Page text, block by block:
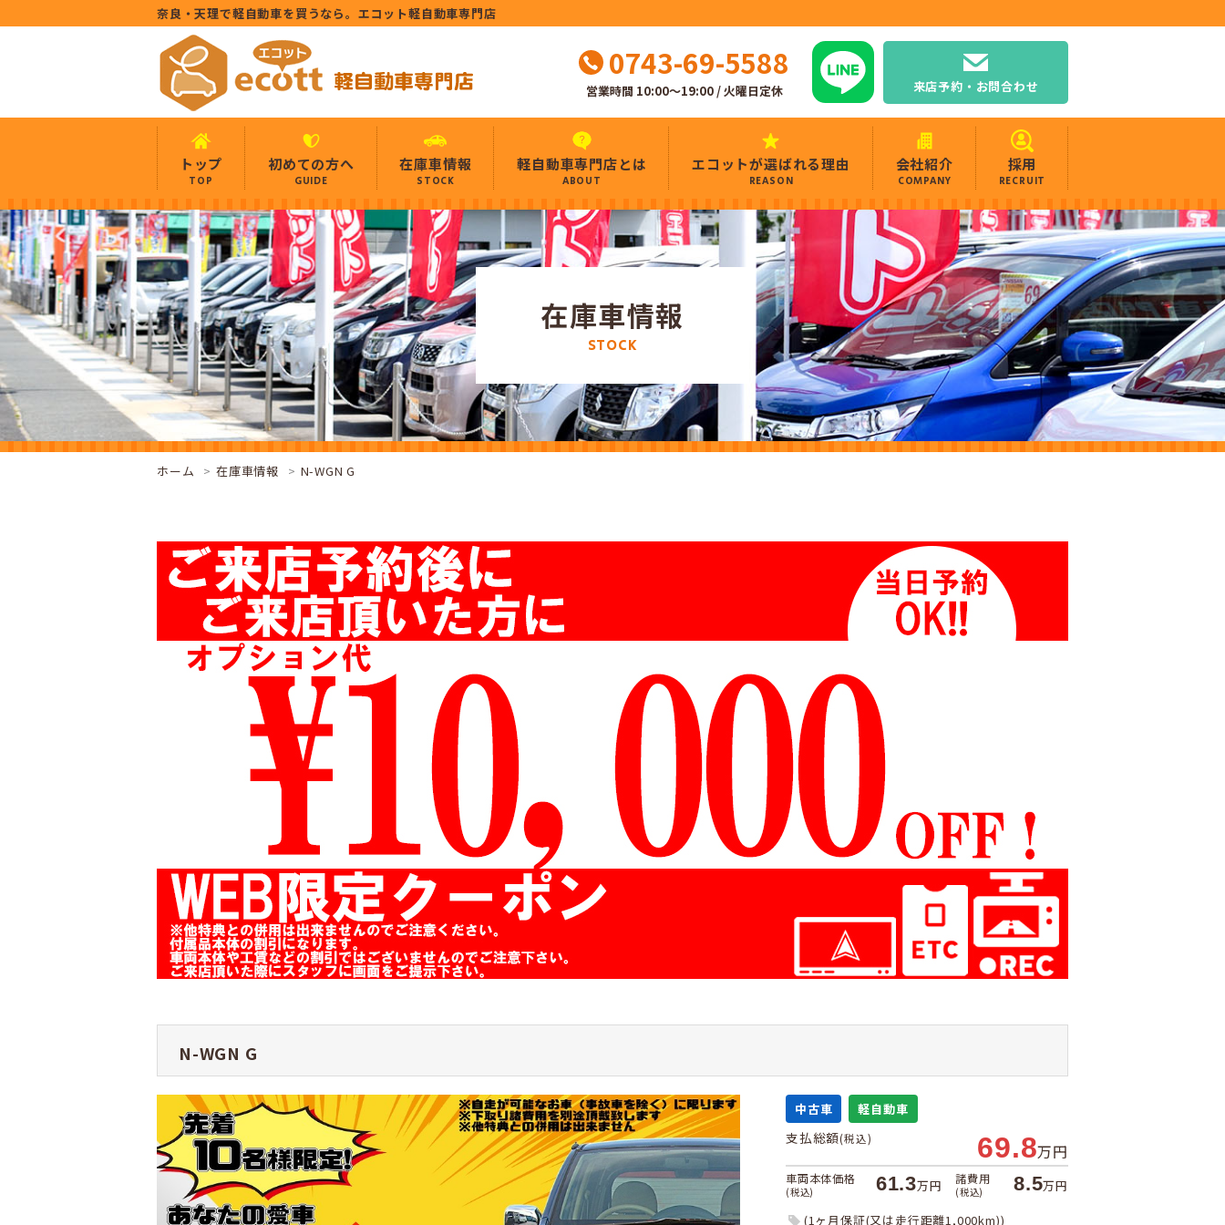
奈良・天理で軽自動車を買うなら。エコット軽自動車専門店
0743-69-5588
営業時間 10:00～19:00 / 火曜日定休 来店予約・お問合わせ
トップ
TOP
初めての方へ
GUIDE
在庫車情報
STOCK
軽自動車専門店とは
ABOUT
エコットが選ばれる理由
REASON
会社紹介
COMPANY
採用
RECRUIT
在庫車情報
STOCK
ホーム 在庫車情報 N-WGN G
N-WGN G
中古車 軽自動車
支払総額(税込) 69.8万円
車両本体価格
(税込) 61.3万円 諸費用
(税込) 8.5万円
(1ヶ月保証(又は走行距離1,000km))